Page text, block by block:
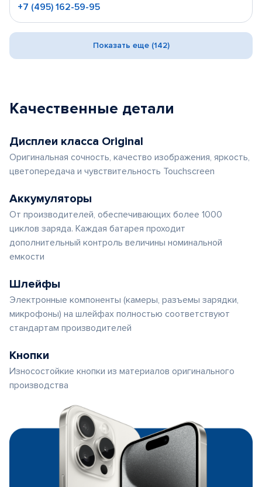
+7 (495) 162-59-95
Показать еще (142)
Качественные детали
Дисплеи класса Original
Оригинальная сочность, качество изображения, яркость,
цветопередача и чувствительность Touchscreen
Аккумуляторы
От производителей, обеспечивающих более 1000
циклов заряда. Каждая батарея проходит
дополнительный контроль величины номинальной
емкости
Шлейфы
Электронные компоненты (камеры, разъемы зарядки,
микрофоны) на шлейфах полностью соответствуют
стандартам производителей
Кнопки
Износостойкие кнопки из материалов оригинального
производства